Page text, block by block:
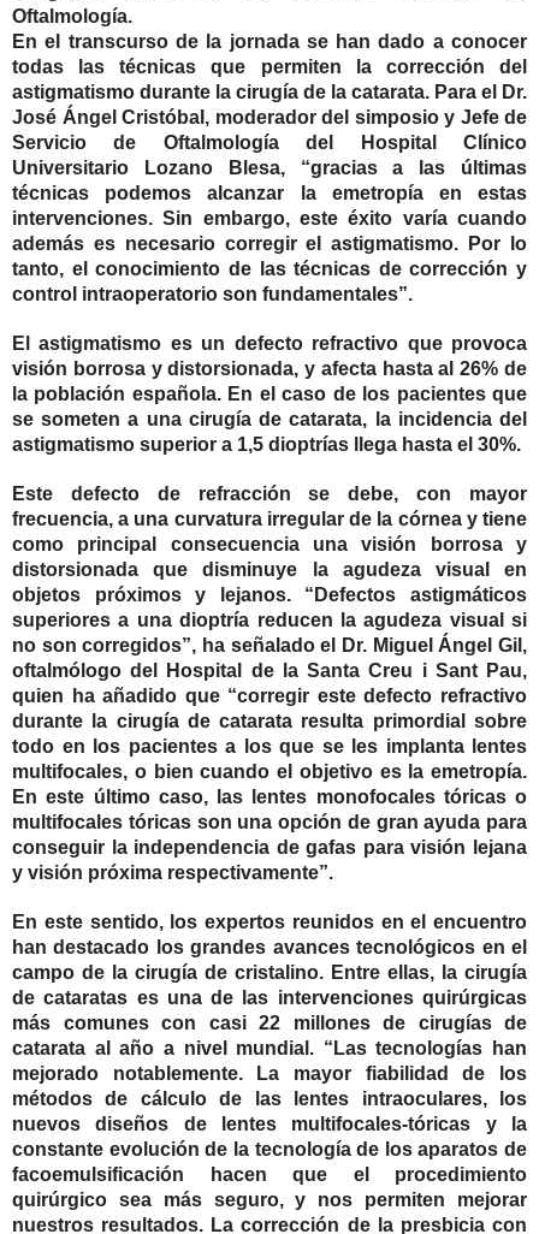
Oftalmología.
En el transcurso de la jornada se han dado a conocer
todas las técnicas que permiten la corrección del
astigmatismo durante la cirugía de la catarata. Para el Dr.
José Ángel Cristóbal, moderador del simposio y Jefe de
Servicio de Oftalmología del Hospital Clínico
Universitario Lozano Blesa, “gracias a las últimas
técnicas podemos alcanzar la emetropía en estas
intervenciones. Sin embargo, este éxito varía cuando
además es necesario corregir el astigmatismo. Por lo
tanto, el conocimiento de las técnicas de corrección y
control intraoperatorio son fundamentales”.
El astigmatismo es un defecto refractivo que provoca
visión borrosa y distorsionada, y afecta hasta al 26% de
la población española. En el caso de los pacientes que
se someten a una cirugía de catarata, la incidencia del
astigmatismo superior a 1,5 dioptrías llega hasta el 30%.
Este defecto de refracción se debe, con mayor
frecuencia, a una curvatura irregular de la córnea y tiene
como principal consecuencia una visión borrosa y
distorsionada que disminuye la agudeza visual en
objetos próximos y lejanos. “Defectos astigmáticos
superiores a una dioptría reducen la agudeza visual si
no son corregidos”, ha señalado el Dr. Miguel Ángel Gil,
oftalmólogo del Hospital de la Santa Creu i Sant Pau,
quien ha añadido que “corregir este defecto refractivo
durante la cirugía de catarata resulta primordial sobre
todo en los pacientes a los que se les implanta lentes
multifocales, o bien cuando el objetivo es la emetropía.
En este último caso, las lentes monofocales tóricas o
multifocales tóricas son una opción de gran ayuda para
conseguir la independencia de gafas para visión lejana
y visión próxima respectivamente”.
En este sentido, los expertos reunidos en el encuentro
han destacado los grandes avances tecnológicos en el
campo de la cirugía de cristalino. Entre ellas, la cirugía
de cataratas es una de las intervenciones quirúrgicas
más comunes con casi 22 millones de cirugías de
catarata al año a nivel mundial. “Las tecnologías han
mejorado notablemente. La mayor fiabilidad de los
métodos de cálculo de las lentes intraoculares, los
nuevos diseños de lentes multifocales-tóricas y la
constante evolución de la tecnología de los aparatos de
facoemulsificación hacen que el procedimiento
quirúrgico sea más seguro, y nos permiten mejorar
nuestros resultados. La corrección de la presbicia con